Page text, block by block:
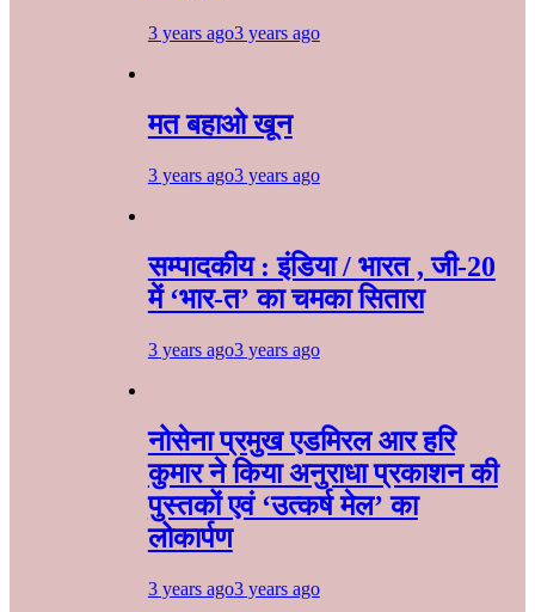
3 years ago3 years ago
मत बहाओ खून
3 years ago3 years ago
सम्पादकीय : इंडिया / भारत , जी-20
में ‘भार-त’ का चमका सितारा
3 years ago3 years ago
नोसेना प्रमुख एडमिरल आर हरि
कुमार ने किया अनुराधा प्रकाशन की
पुस्तकों एवं ‘उत्कर्ष मेल’ का
लोकार्पण
3 years ago3 years ago